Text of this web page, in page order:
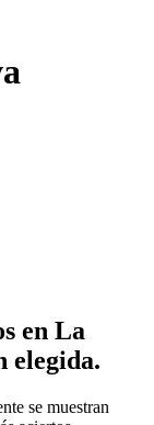
en La
elegida.
se muestran